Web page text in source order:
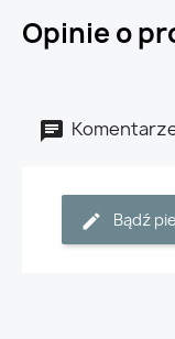
Opinie o
Bądź